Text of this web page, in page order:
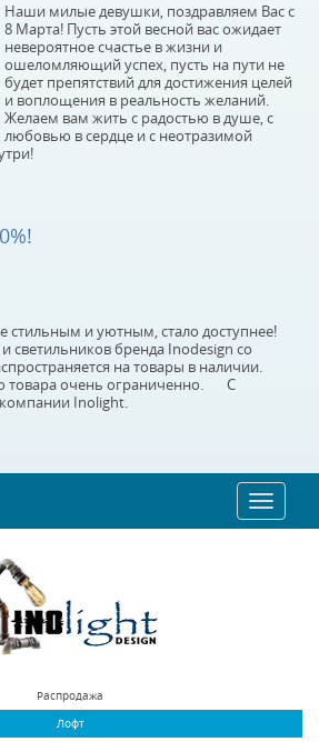
Наши милые девушки, поздравляем Вас с
8 Марта! Пусть этой весной вас ожидает
невероятное счастье в жизни и
ошеломляющий успех, пусть на пути не
будет препятствий для достижения целей
и воплощения в реальность желаний.
Желаем вам жить с радостью в душе, с
любовью в сердце и с неотразимой
стильным и уютным, стало доступнее!
светильников бренда Inodesign со
на товары в наличии.
товара очень ограниченно. С
Inolight.
Toggle
Распродажа
Лофт